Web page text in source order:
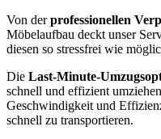
Von derprofessionellen
Möbelaufbau deckt unser
diesen so stressfrei wie
Die Last-Minute-
schnell und effizient
Geschwindigkeit und
schnell zu transportieren.